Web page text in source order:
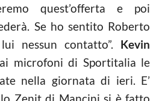
quest’offerta e poi
Se ho sentito Roberto
nessun contatto”. Kevin
microfoni di Sportitalia le
nella giornata di ieri. E’
Zenit di Mancini si è fatto